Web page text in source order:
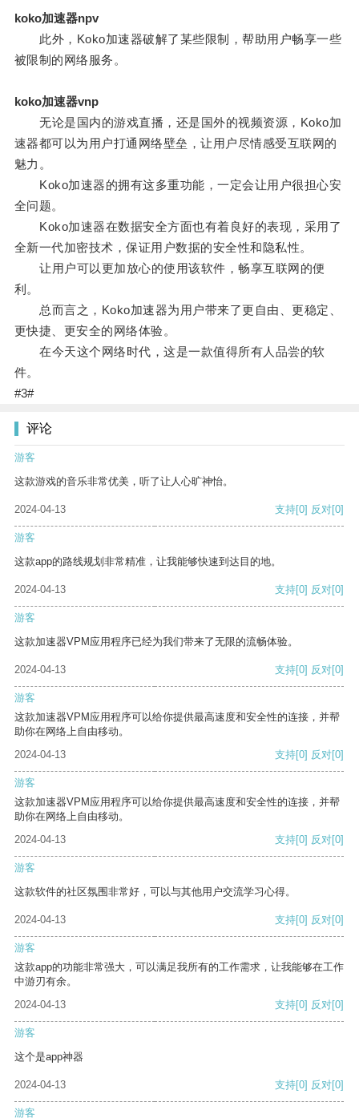
koko加速器npv
此外，Koko加速器破解了某些限制，帮助用户畅享一些
被限制的网络服务。
koko加速器vnp
无论是国内的游戏直播，还是国外的视频资源，Koko加
速器都可以为用户打通网络壁垒，让用户尽情感受互联网的
魅力。
Koko加速器的拥有这多重功能，一定会让用户很担心安
全问题。
Koko加速器在数据安全方面也有着良好的表现，采用了
全新一代加密技术，保证用户数据的安全性和隐私性。
让用户可以更加放心的使用该软件，畅享互联网的便
利。
总而言之，Koko加速器为用户带来了更自由、更稳定、
更快捷、更安全的网络体验。
在今天这个网络时代，这是一款值得所有人品尝的软
件。
#3#
评论
游客
这款游戏的音乐非常优美，听了让人心旷神怡。
2024-04-13 支持[0] 反对[0]
游客
这款app的路线规划非常精准，让我能够快速到达目的地。
2024-04-13 支持[0] 反对[0]
游客
这款加速器VPM应用程序已经为我们带来了无限的流畅体验。
2024-04-13 支持[0] 反对[0]
游客
这款加速器VPM应用程序可以给你提供最高速度和安全性的连接，并帮
助你在网络上自由移动。
2024-04-13
支持[0] 反对[0]
游客
这款加速器VPM应用程序可以给你提供最高速度和安全性的连接，并帮
助你在网络上自由移动。
2024-04-13
支持[0] 反对[0]
游客
这款软件的社区氛围非常好，可以与其他用户交流学习心得。
2024-04-13 支持[0] 反对[0]
游客
这款app的功能非常强大，可以满足我所有的工作需求，让我能够在工作
中游刃有余。
2024-04-13
支持[0] 反对[0]
游客
这个是app神器
2024-04-13 支持[0] 反对[0]
游客